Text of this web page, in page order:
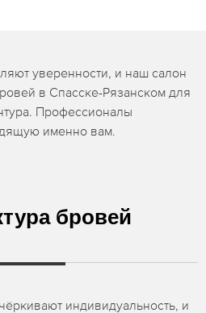
уверенности, и наш салон
в Спасске-Рязанском для
Профессионалы
именно вам.
бровей
индивидуальность, и